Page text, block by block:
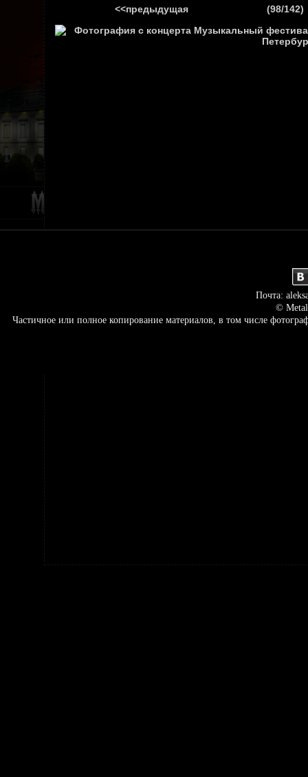
<<предыдущая (98/142)
Почта:
©
Частичное или полное копирование материалов, в том числе